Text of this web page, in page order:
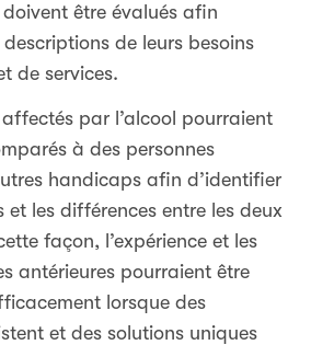
être évalués afin
descriptions de leurs besoins
de services.
affectés par l’alcool pourraient
à des personnes
handicaps afin d’identifier
et les différences entre les deux
façon, l’expérience et les
antérieures pourraient être
lorsque des
et des solutions uniques